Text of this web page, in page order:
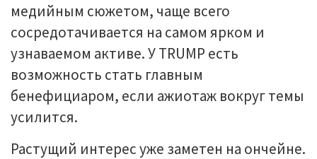
медийным сюжетом, чаще всего
сосредотачивается на самом ярком и
узнаваемом активе. У TRUMP есть
возможность стать главным
бенефициаром, если ажиотаж вокруг темы
усилится.
Растущий интерес уже заметен на ончейне.